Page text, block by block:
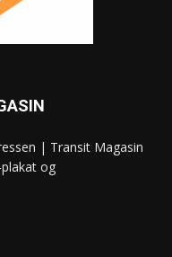
| Transit Magasin
og